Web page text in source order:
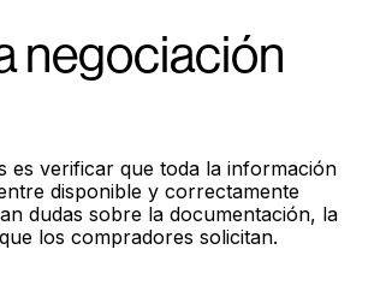
negociación
es verificar que toda la información
disponible y correctamente
dudas sobre la documentación, la
los compradores solicitan.